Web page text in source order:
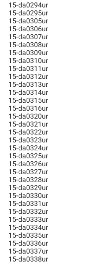
15-da0294ur
15-da0295ur
15-da0305ur
15-da0306ur
15-da0307ur
15-da0308ur
15-da0309ur
15-da0310ur
15-da0311ur
15-da0312ur
15-da0313ur
15-da0314ur
15-da0315ur
15-da0316ur
15-da0320ur
15-da0321ur
15-da0322ur
15-da0323ur
15-da0324ur
15-da0325ur
15-da0326ur
15-da0327ur
15-da0328ur
15-da0329ur
15-da0330ur
15-da0331ur
15-da0332ur
15-da0333ur
15-da0334ur
15-da0335ur
15-da0336ur
15-da0337ur
15-da0338ur